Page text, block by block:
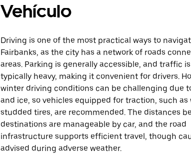
Vehículo
Driving is one of the most practical ways to
Fairbanks, as the city has a network of roads
areas. Parking is generally accessible, and traffic
typically heavy, making it convenient for drivers.
winter driving conditions can be challenging due
and ice, so vehicles equipped for traction, such as
studded tires, are recommended. The distances
destinations are manageable by car, and the road
infrastructure supports efficient travel, though
advised during adverse weather.